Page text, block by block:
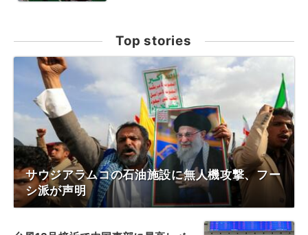
Top stories
サウジアラムコの石油施設に無人機攻撃、フー
シ派が声明